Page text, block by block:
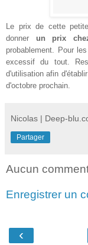
Le prix de cette
donner un prix
probablement. Pour
excessif du tout.
d'utilisation afin
d'octobre prochain.
Nicolas | Deep-
Partager
Aucun
Enregistrer un
‹